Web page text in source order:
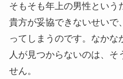
そもそも年上の男性という
貴方が妥協できないせいで
ってしまうのです。なかな
人が見つからないのは、そ
せん。